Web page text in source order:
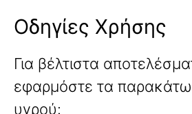
Οδηγίες Χρήσης
Για βέλτιστα
εφαρμόστε τα
υγρού: